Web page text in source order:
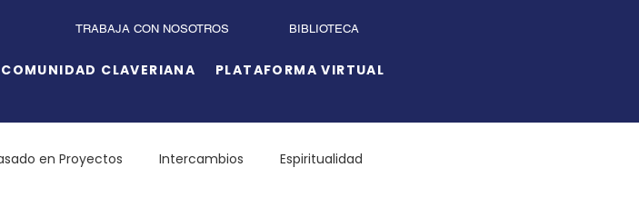
TRABAJA CON NOSOTROS BIBLIOTECA
COMUNIDAD CLAVERIANA PLATAFORMA VIRTUAL
en Proyectos Intercambios Espiritualidad